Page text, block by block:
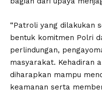
“Patroli yang dilakukan
bentuk komitmen Polri
perlindungan,
masyarakat. Kehadiran
diharapkan mampu
keamanan serta